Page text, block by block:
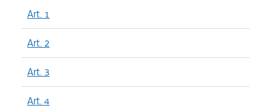
Art. 1
Art. 2
Art. 3
Art. 4